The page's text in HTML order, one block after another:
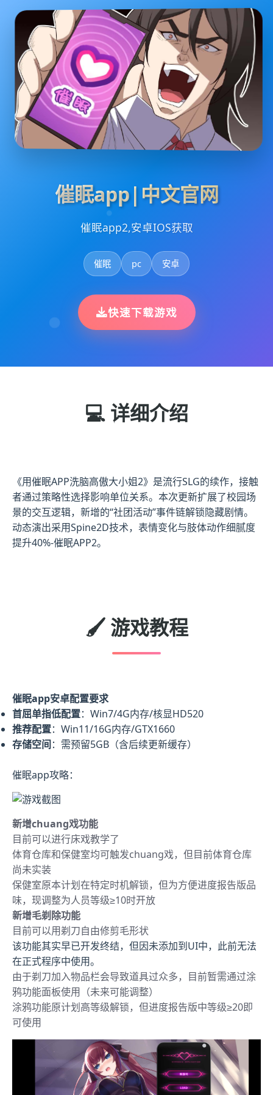
催眠app|中文官网
催眠app2,安卓IOS获取
催眠 pc 安卓
快速下载游戏
💻 详细介绍
《用催眠APP洗脑高傲大小姐2》是流行SLG的续作，接触
者通过策略性选择影响单位关系。本次更新扩展了校园场
景的交互逻辑，新增的“社团活动”事件链解锁隐藏剧情。
动态演出采用Spine2D技术，表情变化与肢体动作细腻度
提升40%-催眠APP2。
🖌️ 游戏教程
催眠app安卓配置要求
​首屈单指低配置​​：Win7/4G内存/核显HD520
​推荐配置​​：Win11/16G内存/GTX1660
​存储空间​​：需预留5GB（含后续更新缓存）
催眠app攻略：
新增chuang戏功能
目前可以进行床戏教学了
体育仓库和保健室均可触发chuang戏，但目前体育仓库
尚未实装
保健室原本计划在特定时机解锁，但为方便进度报告版品
味，现调整为人员等级≥10时开放
新增毛剃除功能
目前可以用剃刀自由修剪毛形状
该功能其实早已开发终结，但因未添加到UI中，此前无法
在正式程序中使用。
由于剃刀加入物品栏会导致道具过众多，目前暂需通过涂
鸦功能面板使用（未来可能调整）
涂鸦功能原计划高等级解锁，但进度报告版中等级≥20即
可使用